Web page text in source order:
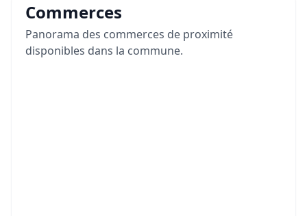
Commerces
Panorama des commerces de proximité
disponibles dans la commune.